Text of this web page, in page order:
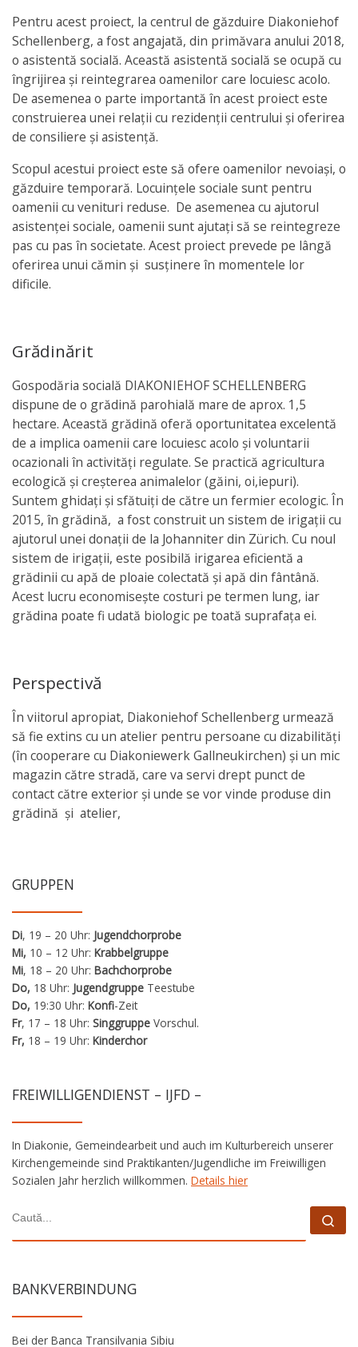
Pentru acest proiect, la centrul de găzduire Diakoniehof
Schellenberg, a fost angajată, din primăvara anului 2018,
o asistentă socială. Această asistentă socială se ocupă cu
îngrijirea şi reintegrarea oamenilor care locuiesc acolo.
De asemenea o parte importantă în acest proiect este
construierea unei relaţii cu rezidenţii centrului şi oferirea
de consiliere şi asistenţă.
Scopul acestui proiect este să ofere oamenilor nevoiaşi, o
găzduire temporară. Locuinţele sociale sunt pentru
oamenii cu venituri reduse. De asemenea cu ajutorul
asistenţei sociale, oamenii sunt ajutaţi să se reintegreze
pas cu pas în societate. Acest proiect prevede pe lângă
oferirea unui cămin şi susţinere în momentele lor
dificile.
Grădinărit
Gospodăria socială DIAKONIEHOF SCHELLENBERG
dispune de o grădină parohială mare de aprox. 1,5
hectare. Această grădină oferă oportunitatea excelentă
de a implica oamenii care locuiesc acolo şi voluntarii
ocazionali în activități regulate. Se practică agricultura
ecologică şi creşterea animalelor (găini, oi,iepuri).
Suntem ghidaţi şi sfătuiţi de către un fermier ecologic. În
2015, în grădină, a fost construit un sistem de irigații cu
ajutorul unei donații de la Johanniter din Zürich. Cu noul
sistem de irigații, este posibilă irigarea eficientă a
grădinii cu apă de ploaie colectată și apă din fântână.
Acest lucru economisește costuri pe termen lung, iar
grădina poate fi udată biologic pe toată suprafaţa ei.
Perspectivă
În viitorul apropiat, Diakoniehof Schellenberg urmează
să fie extins cu un atelier pentru persoane cu dizabilități
(în cooperare cu Diakoniewerk Gallneukirchen) și un mic
magazin către stradă, care va servi drept punct de
contact către exterior și unde se vor vinde produse din
grădină și atelier,
GRUPPEN
Di, 19 – 20 Uhr: Jugendchorprobe
Mi, 10 – 12 Uhr: Krabbelgruppe
Mi, 18 – 20 Uhr: Bachchorprobe
Do, 18 Uhr: Jugendgruppe Teestube
Do, 19:30 Uhr: Konfi-Zeit
Fr, 17 – 18 Uhr: Singgruppe Vorschul.
Fr, 18 – 19 Uhr: Kinderchor
FREIWILLIGENDIENST – IJFD –
In Diakonie, Gemeindearbeit und auch im Kulturbereich unserer
Kirchengemeinde sind Praktikanten/Jugendliche im Freiwilligen
Sozialen Jahr herzlich willkommen. Details hier
CĂUTARE
BANKVERBINDUNG
Bei der Banca Transilvania Sibiu